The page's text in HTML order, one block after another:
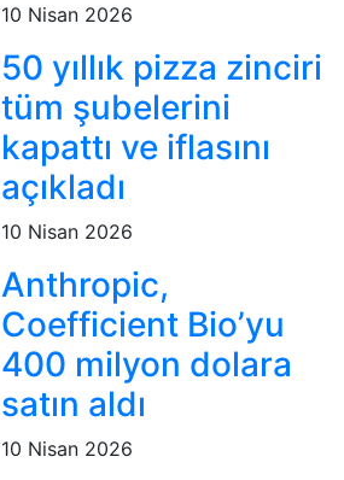
10 Nisan 2026
50 yıllık pizza zinciri
tüm şubelerini
kapattı ve iflasını
açıkladı
10 Nisan 2026
Anthropic,
Coefficient Bio’yu
400 milyon dolara
satın aldı
10 Nisan 2026